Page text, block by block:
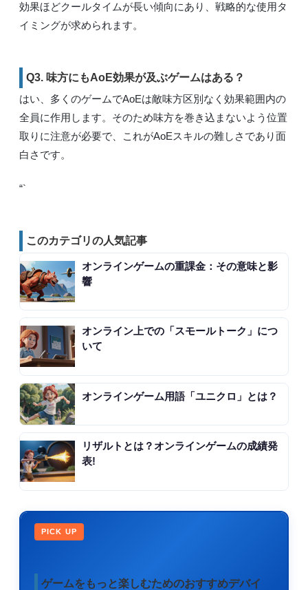
効果ほどクールタイムが長い傾向にあり、戦略的な使用タ
イミングが求められます。
Q3. 味方にもAoE効果が及ぶゲームはある？
はい、多くのゲームでAoEは敵味方区別なく効果範囲内の
全員に作用します。そのため味方を巻き込まないよう位置
取りに注意が必要で、これがAoEスキルの難しさであり面
白さです。
“`
このカテゴリの人気記事
オンラインゲームの重課金：その意味と影
響
オンライン上での「スモールトーク」につ
いて
オンラインゲーム用語「ユニクロ」とは？
リザルトとは？オンラインゲームの成績発
表!
PICK UP
ゲームをもっと楽しむためのおすすめデバイ